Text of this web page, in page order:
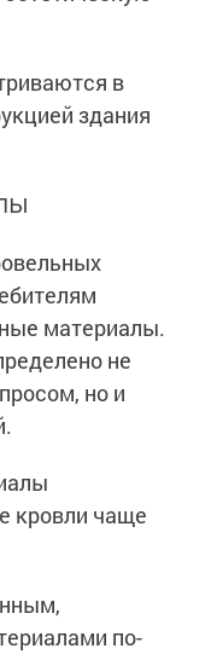
для металла
полов
в
здания
материалы.
не
но и
кровли чаще
по-